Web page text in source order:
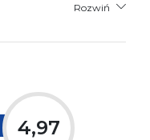
Rozwiń
4,97